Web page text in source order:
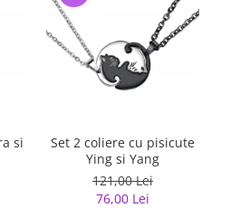
si
Set 2 coliere cu pisicute
Ying si Yang
121,00 Lei
76,00 Lei